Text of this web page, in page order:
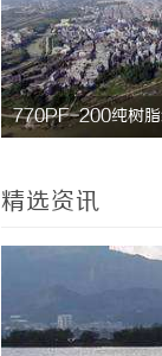
决胜高端博弈：北
精选资讯